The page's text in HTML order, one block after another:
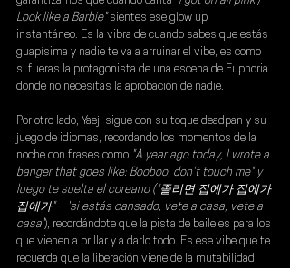
Look like a Barbie" sientes ese glow up
instantáneo. Es la vibra de cuando sabes que estás
guapísima y nadie te va a arruinar el vibe, es como
si fueras la protagonista de una escena de Euphoria
donde no necesitas la aprobación de nadie.
Por otro lado, Yaeji sigue con su toque deadpan y su
juego de idiomas, recordando los momentos de la
noche con frases como "A year ago today, I wrote a
banger that goes like: Booboo, don't touch me" y
luego te suelta el coreano ("졸리면 집에가 집에가
집에가" – 'si estás cansado, vete a casa, vete a
casa' ), recordándote que la pista de baile es para los
que vienen a brillar y a darlo todo. Es ese vibe que te
recuerda que la liberación viene de la mutabilidad;